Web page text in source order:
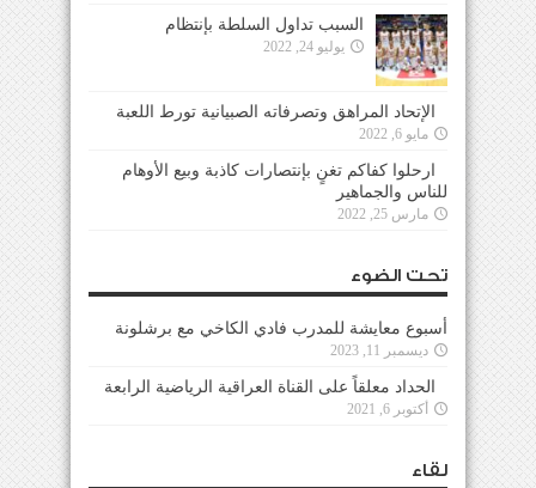
السبب تداول السلطة بإنتظام
يوليو 24, 2022
الإتحاد المراهق وتصرفاته الصبيانية تورط اللعبة
مايو 6, 2022
ارحلوا كفاكم تغنٍ بإنتصارات كاذبة وبيع الأوهام
للناس والجماهير
مارس 25, 2022
تحت الضوء
أسبوع معايشة للمدرب فادي الكاخي مع برشلونة
ديسمبر 11, 2023
الحداد معلقاً على القناة العراقية الرياضية الرابعة
أكتوبر 6, 2021
لقاء